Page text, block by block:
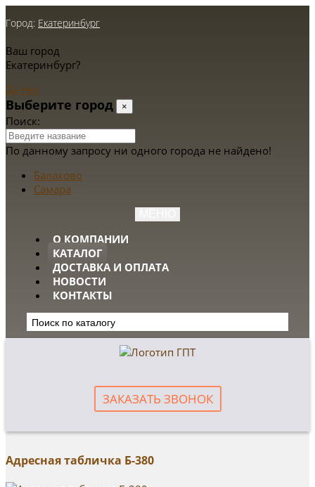
Город: Екатеринбург
Ваш город
Екатеринбург?
Да Нет
Выберите город ×
Поиск:
По данному запросу ни одного города не найдено!
Балаково
Самара
О КОМПАНИИ
КАТАЛОГ
ДОСТАВКА И ОПЛАТА
НОВОСТИ
КОНТАКТЫ
ЗАКАЗАТЬ ЗВОНОК
Адресная табличка Б-380